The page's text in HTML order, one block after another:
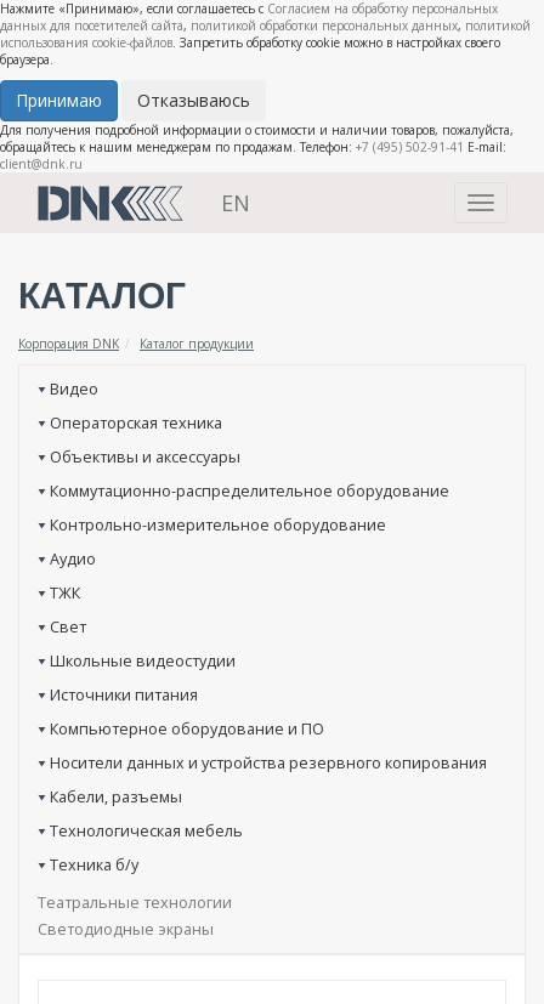
Нажмите «Принимаю», если соглашаетесь с Согласием на обработку персональных
данных для посетителей сайта, политикой обработки персональных данных, политикой
использования cookie-файлов. Запретить обработку cookie можно в настройках своего
браузера.
Принимаю Отказываюсь
Для получения подробной информации о стоимости и наличии товаров, пожалуйста,
обращайтесь к нашим менеджерам по продажам. Телефон: +7 (495) 502-91-41 E-mail:
client@dnk.ru
Toggle
EN
КАТАЛОГ
Корпорация DNK Каталог продукции
Видео
Операторская техника
Объективы и аксессуары
Коммутационно-распределительное оборудование
Контрольно-измерительное оборудование
Аудио
ТЖК
Свет
Школьные видеостудии
Источники питания
Компьютерное оборудование и ПО
Носители данных и устройства резервного копирования
Кабели, разъемы
Технологическая мебель
Техника б/у
Театральные технологии
Светодиодные экраны